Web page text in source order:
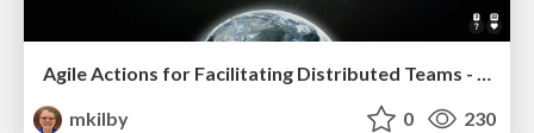
Agile Actions for Facilitating Distributed Teams - ADO2019
mkilby
0 230